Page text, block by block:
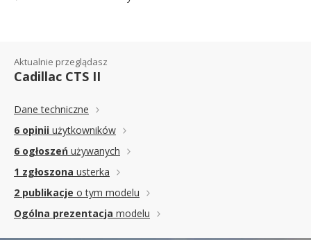
Aktualnie przeglądasz
Cadillac CTS II
Dane techniczne
6 opinii użytkowników
6 ogłoszeń używanych
1 zgłoszona usterka
2 publikacje o tym modelu
Ogólna prezentacja modelu